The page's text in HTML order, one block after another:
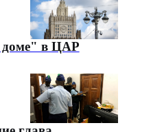
доме" в ЦАР